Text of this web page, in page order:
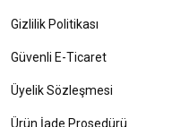
Gizlilik Politikası
Güvenli E-Ticaret
Üyelik Sözleşmesi
Ürün İade Prosedürü